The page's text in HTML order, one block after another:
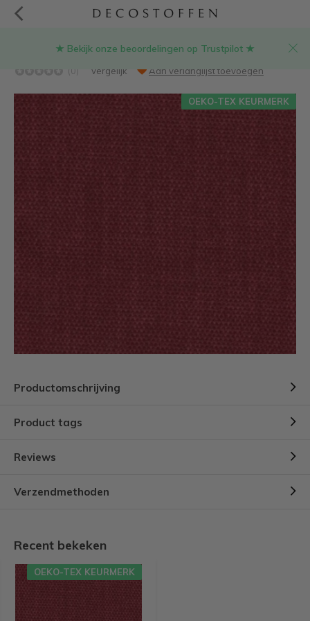
★ Bekijk onze beoordelingen op Trustpilot ★
Rood hopper stof
(0) Vergelijk Aan verlanglijst toevoegen
OEKO-TEX KEURMERK
Productomschrijving
Product tags
Reviews
Verzendmethoden
Recent bekeken
OEKO-TEX KEURMERK